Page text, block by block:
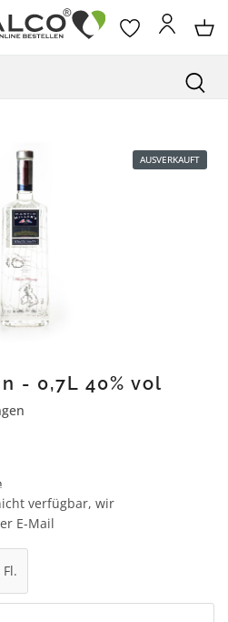
AUSVERKAUFT
- 0,7L 40% vol
von 4.7 von 5 Sternen
verfügbar, wir
E-Mail
Fl.